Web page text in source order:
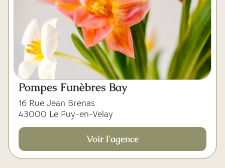
Pompes Funèbres Bay
16 Rue Jean Brenas
43000 Le Puy-en-Velay
Voir l'agence